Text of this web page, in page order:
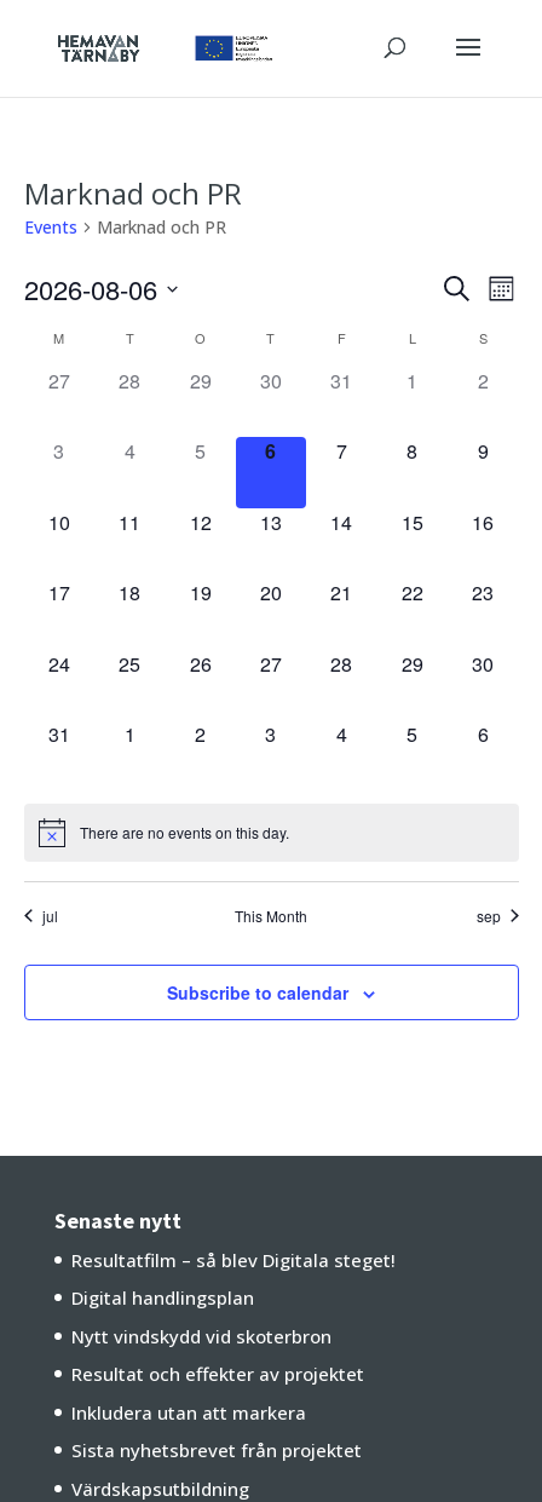
Marknad och PR
Events Marknad och PR
Events
Search
Views
Search
2026-08-06
date.
Calendar
of
M T O T F L S
0
27
0
28
0
29
0
30
0
31
0
1
0
2
0
3
0
4
0
5
0
6
0
7
0
8
0
9
0
10
0
11
0
12
0
13
0
14
0
15
0
16
0
17
0
18
0
19
0
20
0
21
0
22
0
23
0
24
0
25
0
26
0
27
0
28
0
29
0
30
0
31
0
1
0
2
0
3
0
4
0
5
0
6
There are no events on this day.
jul This Month sep
Subscribe to calendar
Senaste nytt
Resultatfilm – så blev Digitala steget!
Digital handlingsplan
Nytt vindskydd vid skoterbron
Resultat och effekter av projektet
Inkludera utan att markera
Sista nyhetsbrevet från projektet
Värdskapsutbildning